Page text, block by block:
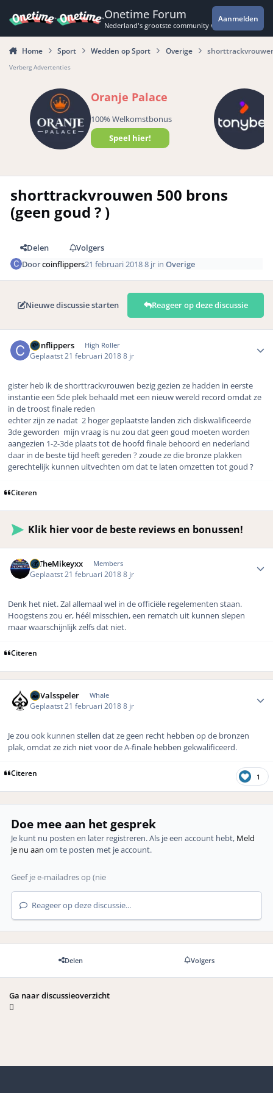
Onetime Forum
Nederland's grootste community voor de
Aanmelden
Home Sport Wedden op Sport Overige
Verberg Advertenties
Oranje Palace
100% Welkomstbonus
Speel hier!
shorttrackvrouwen 500 brons
(geen goud ? )
Delen
Volgers
Doorcoinflippers21 februari 20188 jr inOverige
Nieuwe discussie starten Reageer op deze discussie
coinflippers High Roller
Geplaatst 21 februari 20188 jr
gister heb ik de shorttrackvrouwen bezig gezien ze hadden in eerste
instantie een 5de plek behaald met een nieuw wereld record omdat ze
in de troost finale reden
echter zijn ze nadat 2 hoger geplaatste landen zich diskwalificeerde
3de geworden mijn vraag is nu zou dat geen goud moeten worden
aangezien 1-2-3de plaats tot de hoofd finale behoord en nederland
daar in de beste tijd heeft gereden ? zoude ze die bronze plakken
gerechtelijk kunnen uitvechten om dat te laten omzetten tot goud ?
Citeren
Klik hier voor de beste reviews en bonussen!
xxTheMikeyxx Members
Geplaatst 21 februari 20188 jr
Denk het niet. Zal allemaal wel in de officiële regelementen staan.
Hoogstens zou er, héél misschien, een rematch uit kunnen slepen
maar waarschijnlijk zelfs dat niet.
Citeren
DeValsspeler Whale
Geplaatst 21 februari 20188 jr
Je zou ook kunnen stellen dat ze geen recht hebben op de bronzen
plak, omdat ze zich niet voor de A-finale hebben gekwalificeerd.
Citeren 1
Doe mee aan het gesprek
Je kunt nu posten en later registreren. Als je een account hebt, Meld
je nu aan om te posten met je account.
Reageer op deze discussie...
Delen Volgers
Ga naar discussieoverzicht